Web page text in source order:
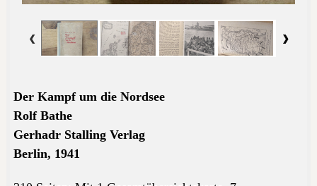
Der Kampf um dieNordsee
Rolf Bathe
Gerhadr Stalling Verlag
Berlin, 1941